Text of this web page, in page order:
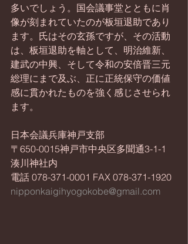
多いでしょう。国会議事堂とともに肖
像が刻まれていたのが板垣退助であり
ます。氏はその玄孫ですが、その活動
は、板垣退助を軸として、明治維新、
建武の中興、そして令和の安倍晋三元
総理にまで及ぶ、正に正統保守の価値
感に貫かれたものを強く感じさせられ
ます。
日本会議兵庫神戸支部
〒650-0015神戸市中央区多聞通3-1-1
湊川神社内
電話 078-371-0001 FAX 078-371-1920
nipponkaigihyogokobe@gmail.com